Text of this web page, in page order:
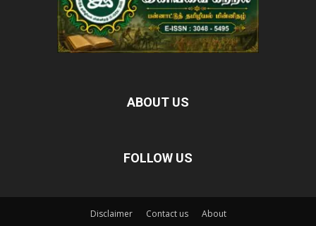
ABOUT US
FOLLOW US
Disclaimer Contact us About